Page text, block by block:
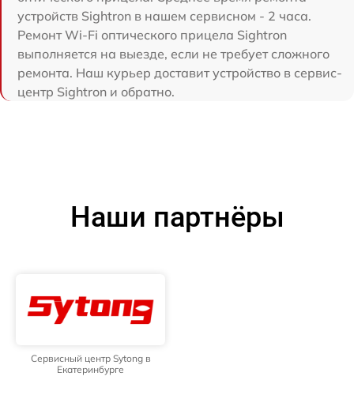
устройств Sightron в нашем сервисном - 2 часа.
Ремонт Wi-Fi оптического прицела Sightron
выполняется на выезде, если не требует сложного
ремонта. Наш курьер доставит устройство в сервис-
центр Sightron и обратно.
Наши партнёры
Сервисный центр Sytong в
Екатеринбурге